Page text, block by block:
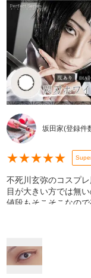
坂田家(登録件
★★★★★
不死川玄弥のコスプ
目が大きい方では無
値段もそこそこなの